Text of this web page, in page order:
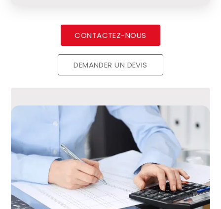
CONTACTEZ-NOUS
DEMANDER UN DEVIS